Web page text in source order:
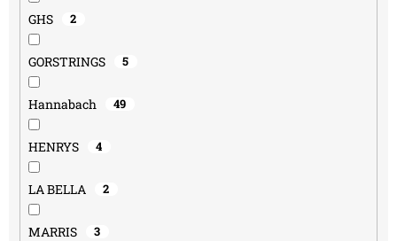
GHS 2
GORSTRINGS 5
Hannabach 49
HENRYS 4
LA BELLA 2
MARRIS 3